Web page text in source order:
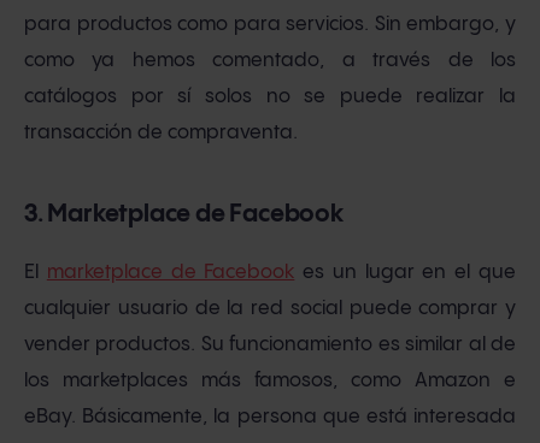
para productos como para servicios. Sin embargo, y
como ya hemos comentado, a través de los
catálogos por sí solos no se puede realizar la
transacción de compraventa.
3. Marketplace de Facebook
El marketplace de Facebook es un lugar en el que
cualquier usuario de la red social puede comprar y
vender productos. Su funcionamiento es similar al de
los marketplaces más famosos, como Amazon e
eBay. Básicamente, la persona que está interesada